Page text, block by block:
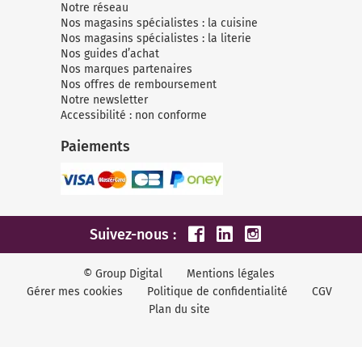
Notre réseau
Nos magasins spécialistes : la cuisine
Nos magasins spécialistes : la literie
Nos guides d’achat
Nos marques partenaires
Nos offres de remboursement
Notre newsletter
Accessibilité : non conforme
Paiements
Suivez-nous :
© Group Digital
Mentions légales
Gérer mes cookies
Politique de confidentialité
CGV
Plan du site